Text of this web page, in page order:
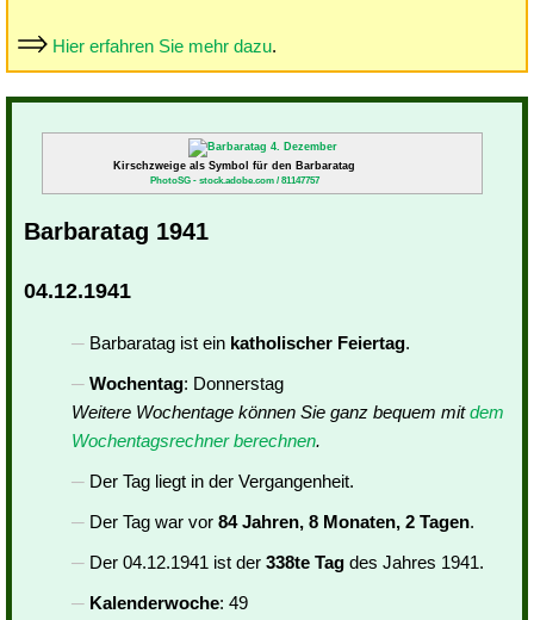
Hier erfahren Sie mehr dazu.
Kirschzweige als Symbol für den Barbaratag
PhotoSG - stock.adobe.com / 81147757
Barbaratag 1941
04.12.1941
Barbaratag ist ein katholischer Feiertag.
Wochentag: Donnerstag
Weitere Wochentage können Sie ganz bequem mitdem
Wochentagsrechner berechnen.
Der Tag liegt in der Vergangenheit.
Der Tag war vor 84 Jahren, 8 Monaten, 2 Tagen.
Der 04.12.1941 ist der 338te Tag des Jahres 1941.
Kalenderwoche: 49